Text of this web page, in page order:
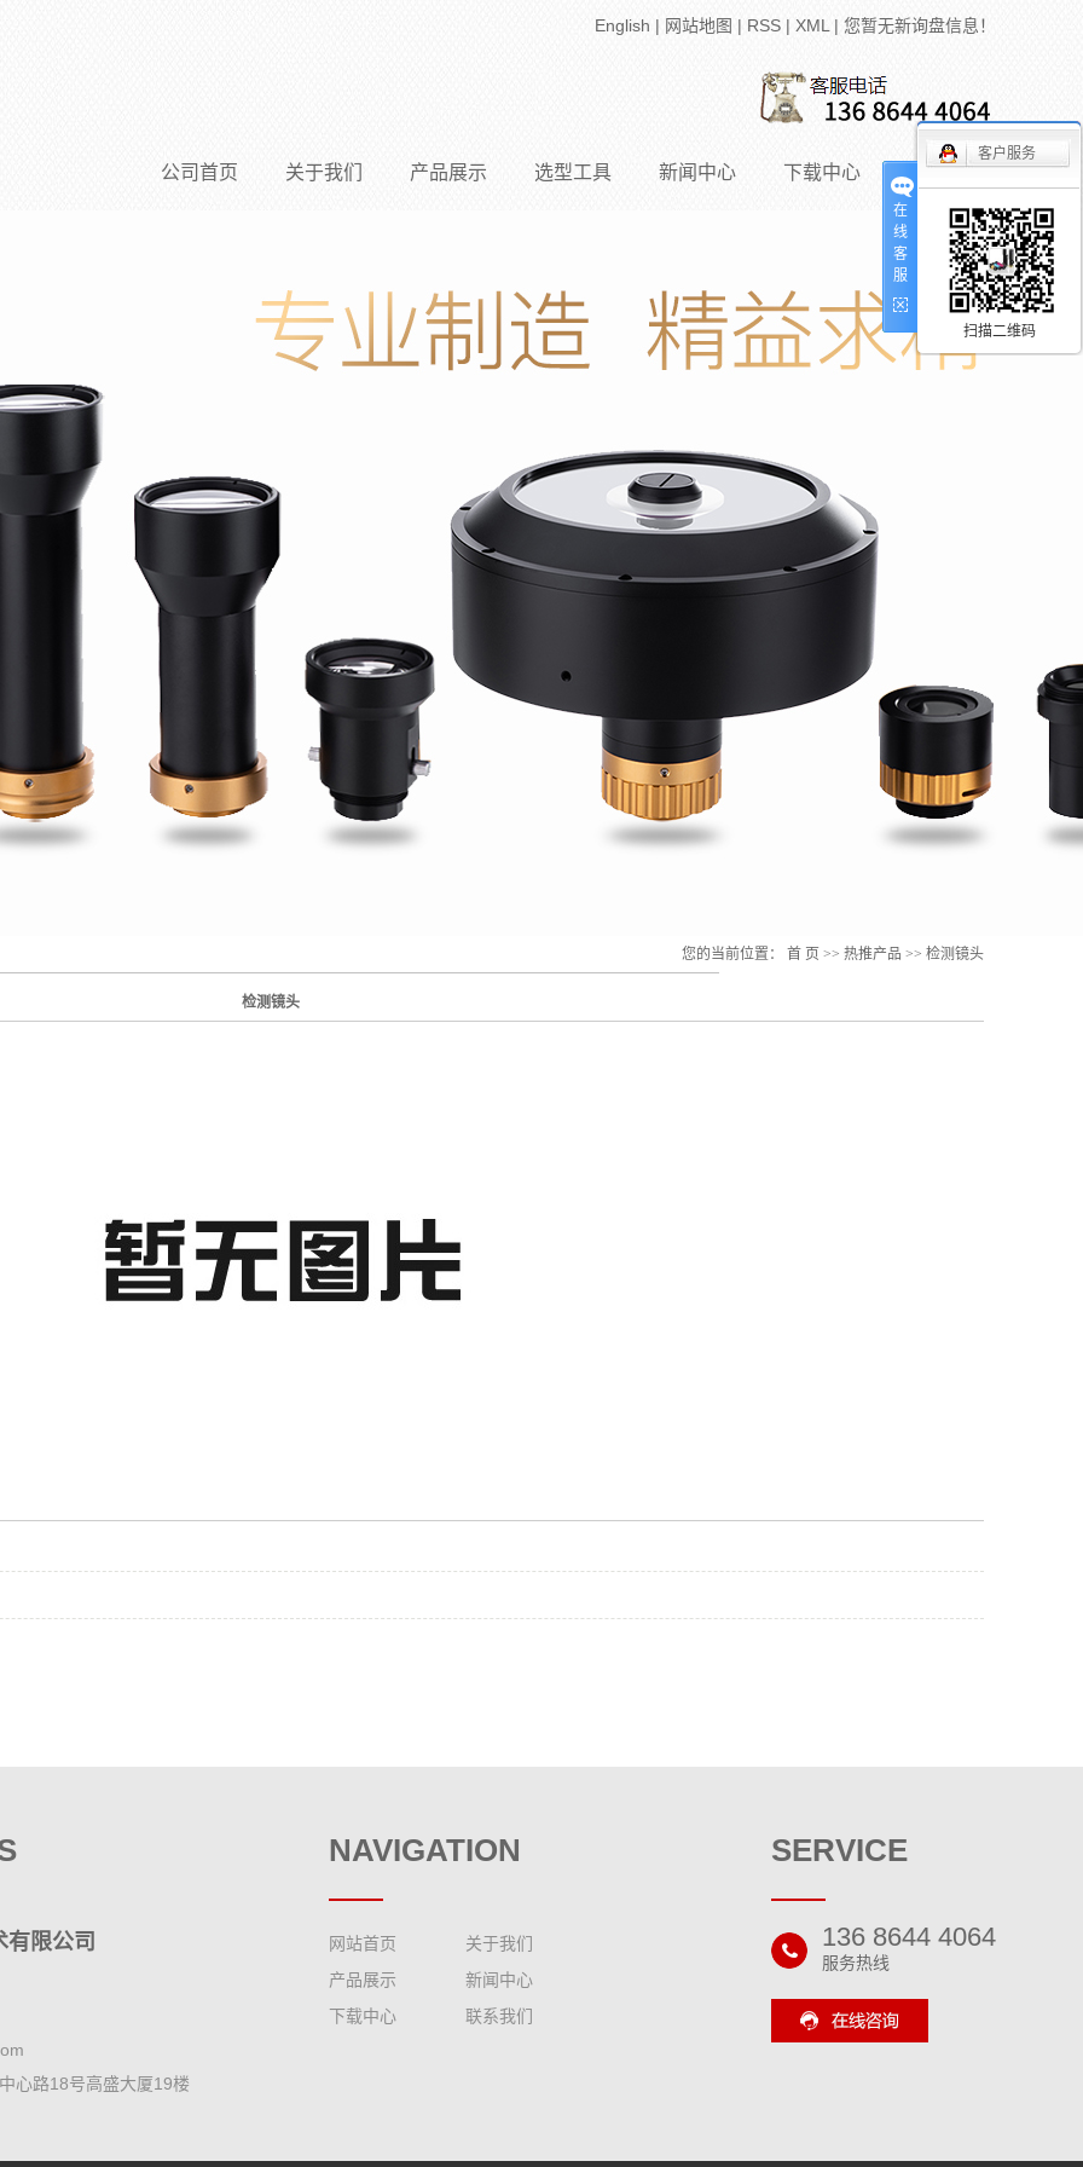
English | 网站地图 | RSS | XML | 您暂无新询盘信息！
公司首页 关于我们
联系我们
产品展示
高分辨率远心镜头(2/3)
测量镜头
应用方案
沙姆镜头
选型工具 新闻中心
技术知识
下载中心 联系我们
您的当前位置： 首 页 >> 热推产品 >> 检测镜头
检测镜头
有限公司
心路18号高盛大厦19楼
NAVIGATION
网站首页
关于我们
产品展示
新闻中心
下载中心
联系我们
SERVICE
136 8644 4064
服务热线
在
线
客
服
客户服务
扫描二维码